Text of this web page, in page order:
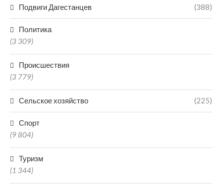
Подвиги Дагестанцев (388)
Политика
(3 309)
Происшествия
(3 779)
Сельское хозяйство (225)
Спорт
(9 804)
Туризм
(1 344)